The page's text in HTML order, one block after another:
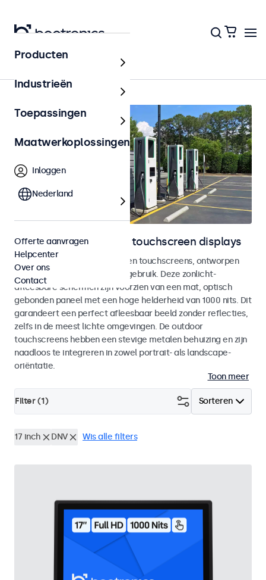
Outdoor
Outdoor monitoren en touchscreen displays
Weersbestendige monitoren en touchscreens, ontworpen
voor zowel binnen- als buitengebruik. Deze zonlicht-
afleesbare schermen zijn voorzien van een mat, optisch
gebonden paneel met een hoge helderheid van 1000 nits. Dit
garandeert een perfect afleesbaar beeld zonder reflecties,
zelfs in de meest lichte omgevingen. De outdoor
touchscreens hebben een stevige metalen behuizing en zijn
naadloos te integreren in zowel portrait- als landscape-
oriëntatie.
Toon meer
Sorteren
Filter (1)
17 inch DNV Wis alle filters
Producten
Industrieën
Toepassingen
Maatwerkoplossingen
Inloggen
Nederland
Offerte aanvragen
Helpcenter
Over ons
Contact